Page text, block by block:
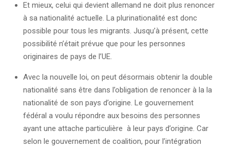
Et mieux, celui qui devient allemand ne doit plus renoncer
à sa nationalité actuelle. La plurinationalité est donc
possible pour tous les migrants. Jusqu’à présent, cette
possibilité n’était prévue que pour les personnes
originaires de pays de l’UE.
Avec la nouvelle loi, on peut désormais obtenir la double
nationalité sans être dans l’obligation de renoncer à la la
nationalité de son pays d’origine. Le gouvernement
fédéral a voulu répondre aux besoins des personnes
ayant une attache particulière à leur pays d’origine. Car
selon le gouvernement de coalition, pour l’intégration